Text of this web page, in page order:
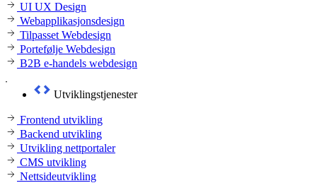
UI UX Design
Webapplikasjonsdesign
Tilpasset Webdesign
Portefølje Webdesign
B2B e-handels webdesign
Utviklingstjenester
Frontend utvikling
Backend utvikling
Utvikling nettportaler
CMS utvikling
Nettsideutvikling